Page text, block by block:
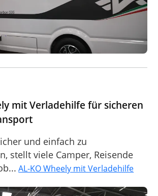
mit Verladehilfe für sicheren
und einfach zu
stellt viele Camper, Reisende
AL-KO Wheely mit Verladehilfe